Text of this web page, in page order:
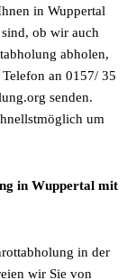
in Wuppertal
ob wir auch
abholen,
an 0157/ 35
senden.
um
in Wuppertal mit
in der
wir Sie von